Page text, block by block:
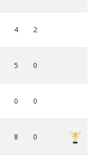
4 2
5 0
0 0
8 0